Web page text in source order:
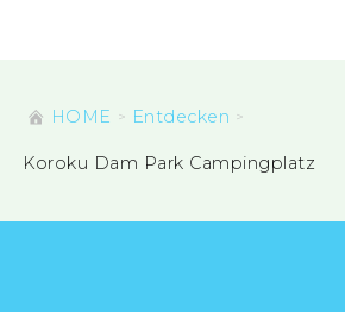
HOME Entdecken
Koroku Dam Park Campingplatz